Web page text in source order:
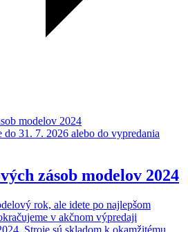
do 31. 7. 2026 alebo do vypredania
zásob modelov 2024
rok, ale idete po najlepšom
v akčnom výpredaji
Stroje sú skladom k okamžitému